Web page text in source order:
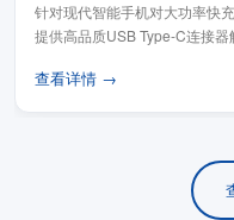
针对现代智能手机对大功率快
提供高品质USB Type-C连接
查看详情 →